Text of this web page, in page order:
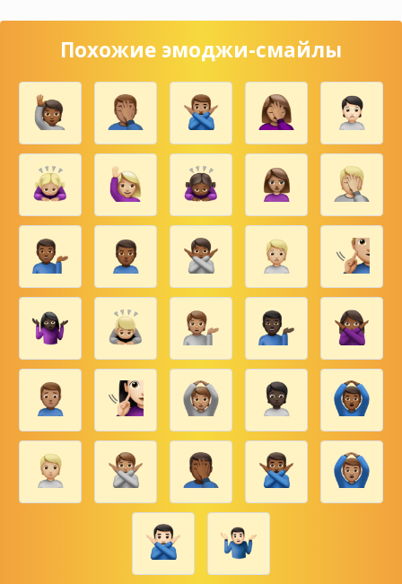
Похожие эмоджи-смайлы